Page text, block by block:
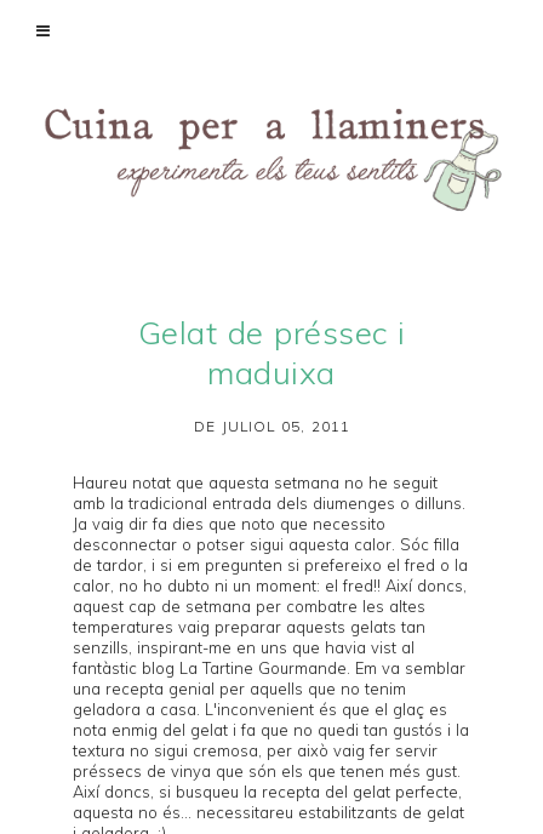
Gelat de préssec i
maduixa
DE JULIOL 05, 2011
Haureu notat que aquesta setmana no he seguit
amb la tradicional entrada dels diumenges o dilluns.
Ja vaig dir fa dies que noto que necessito
desconnectar o potser sigui aquesta calor. Sóc filla
de tardor, i si em pregunten si prefereixo el fred o la
calor, no ho dubto ni un moment: el fred!! Així doncs,
aquest cap de setmana per combatre les altes
temperatures vaig preparar aquests gelats tan
senzills, inspirant-me en uns que havia vist al
fantàstic blog La Tartine Gourmande . Em va semblar
una recepta genial per aquells que no tenim
geladora a casa. L'inconvenient és que el glaç es
nota enmig del gelat i fa que no quedi tan gustós i la
textura no sigui cremosa, per això vaig fer servir
préssecs de vinya que són els que tenen més gust.
Així doncs, si busqueu la recepta del gelat perfecte,
aquesta no és... necessitareu estabilitzants de gelat